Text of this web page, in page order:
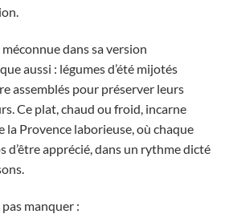
dans sa version
aussi : légumes d’été mijotés
assemblés pour préserver leurs
Ce plat, chaud ou froid, incarne
la Provence laborieuse, où chaque
d’être apprécié, dans un rythme dicté
manquer :